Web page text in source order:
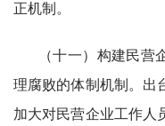
正机制。
（十一）构建民营
理腐败的体制机制。出
加大对民营企业工作人